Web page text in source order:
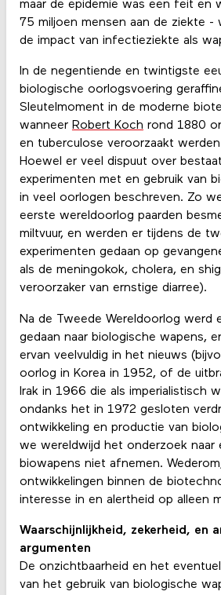
maar de epidemie was een feit en
75 miljoen mensen aan de ziekte -
de impact van infectieziekte als
In de negentiende en twintigste
biologische oorlogsvoering
Sleutelmoment in de moderne
wanneer Robert Koch rond 1880
en tuberculose veroorzaakt
Hoewel er veel dispuut over
experimenten met en gebruik van
in veel oorlogen beschreven. Zo
eerste wereldoorlog paarden
miltvuur, en werden er tijdens de
experimenten gedaan op
als de meningokok, cholera, en
veroorzaker van ernstige diarree).
Na de Tweede Wereldoorlog werd
gedaan naar biologische wapens,
ervan veelvuldig in het nieuws
oorlog in Korea in 1952, of de
Irak in 1966 die als imperialistisch
ondanks het in 1972 gesloten
ontwikkeling en productie van
we wereldwijd het onderzoek naar
biowapens niet afnemen.
ontwikkelingen binnen de
interesse in en alertheid op alleen
Waarschijnlijkheid, zekerheid, en
argumenten
De onzichtbaarheid en het
van het gebruik van biologische